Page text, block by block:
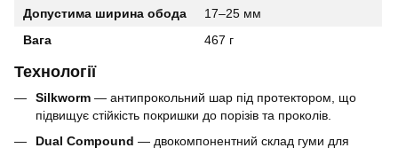
Допустима ширина обода
17–25 мм
Вага
467 г
Технології
Silkworm — антипрокольний шар під протектором, що
підвищує стійкість покришки до порізів та проколів.
Dual Compound — двокомпонентний склад гуми для